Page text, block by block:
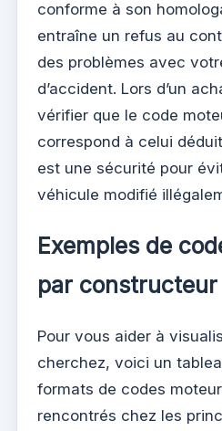
conforme à son
entraîne un refus au
des problèmes avec
d’accident. Lors d’un
vérifier que le code
correspond à celui
est une sécurité pour
véhicule modifié
Exemples de
par constructeur
Pour vous aider à
cherchez, voici un
formats de codes
rencontrés chez les